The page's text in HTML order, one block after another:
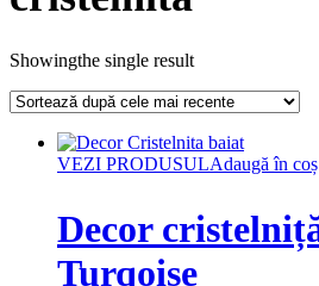
Showingthe single result
VEZI PRODUSULAdaugă în coș
Decor
Turqoise